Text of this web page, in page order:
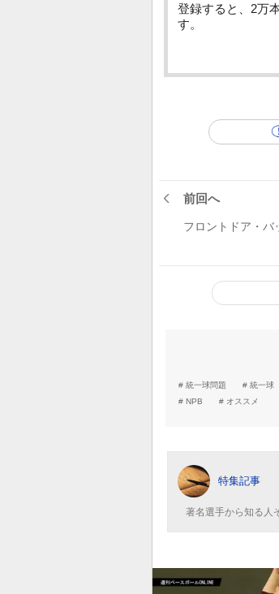
登録すると、2万
す。
前回へ
フロントドア・バ
統一球問題 統一球
NPB
オススメ
特集記事
著名選手から知る人